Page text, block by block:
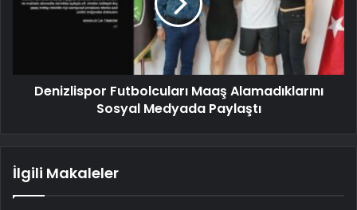
Denizlispor Futbolcuları Maaş Alamadıklarını
Sosyal Medyada Paylaştı
İlgili Makaleler